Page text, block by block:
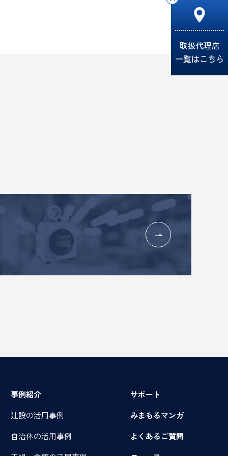
取扱代理店
一覧はこちら
事例紹介
建設の活用事例
自治体の活用事例
サポート
みまもるマンガ
よくあるご質問